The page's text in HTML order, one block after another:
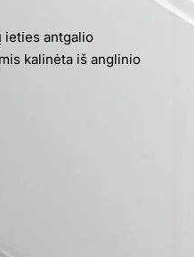
ieties antgalio
kalinėta iš anglinio